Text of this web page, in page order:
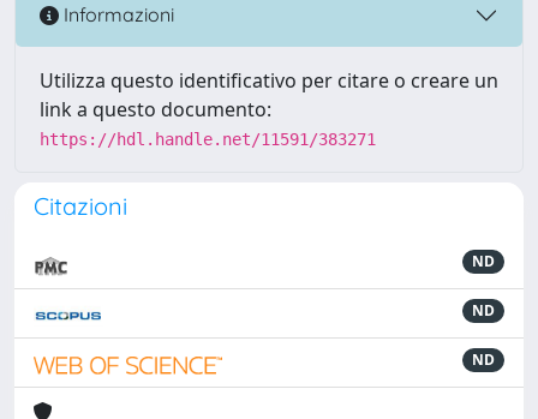
Informazioni
Utilizza questo identificativo per citare o creare un
link a questo documento:
https://hdl.handle.net/11591/383271
Citazioni
ND
ND
ND